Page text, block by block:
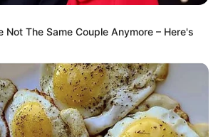
Not The Same Couple Anymore – Here's